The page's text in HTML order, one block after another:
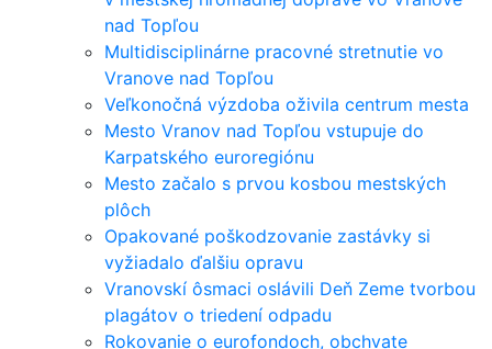
nad Topľou
Multidisciplinárne pracovné stretnutie vo
Vranove nad Topľou
Veľkonočná výzdoba oživila centrum mesta
Mesto Vranov nad Topľou vstupuje do
Karpatského euroregiónu
Mesto začalo s prvou kosbou mestských
plôch
Opakované poškodzovanie zastávky si
vyžiadalo ďalšiu opravu
Vranovskí ôsmaci oslávili Deň Zeme tvorbou
plagátov o triedení odpadu
Rokovanie o eurofondoch, obchvate